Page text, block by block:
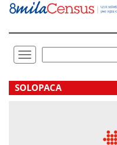
Vai
direttamente
Toggle
navigation
.
SOLOPACA